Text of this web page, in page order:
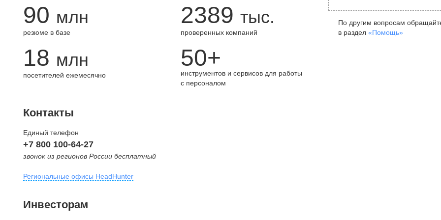
90 млн
резюме в базе
2389 тыс.
проверенных компаний
18 млн
посетителей ежемесячно
50+
инструментов и сервисов для работы
с персоналом
По другим вопросам
в раздел «Помощь»
Контакты
Единый телефон
+7 800 100-64-27
звонок из регионов России бесплатный
Региональные офисы HeadHunter
внутригородская территория
Инвесторам